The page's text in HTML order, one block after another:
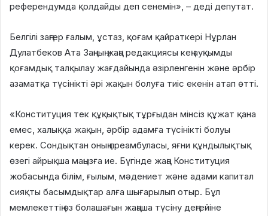
референдумда қолдайды деп сенемін», – деді депутат.
Белгілі заңгер ғалым, ұстаз, қоғам қайраткері Нұрлан
Дулатбеков Ата Заңның жаңа редакциясы кең ауқымды
қоғамдық талқылау жағдайында әзірленгенін және әрбір
азаматқа түсінікті әрі жақын болуға тиіс екенін атап өтті.
«Конституция тек құқықтық тұрғыдан мінсіз құжат қана
емес, халыққа жақын, әрбір адамға түсінікті болуы
керек. Сондықтан оның преамбуласы, яғни құндылықтық
өзегі айрықша маңызға ие. Бүгінде жаңа Конституция
жобасында білім, ғылым, мәдениет және адами капитал
сияқты басымдықтар алға шығарылып отыр. Бұл
мемлекеттің өз болашағын жаңаша түсіну деңгейіне